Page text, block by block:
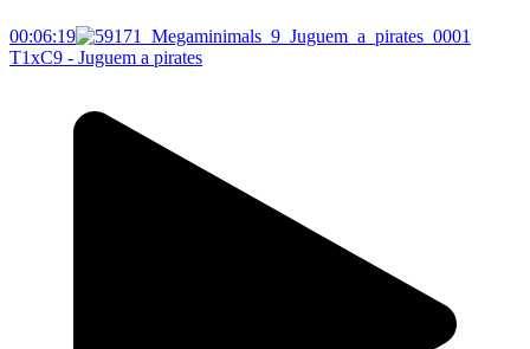
00:06:19
T1xC9 - Juguem a pirates